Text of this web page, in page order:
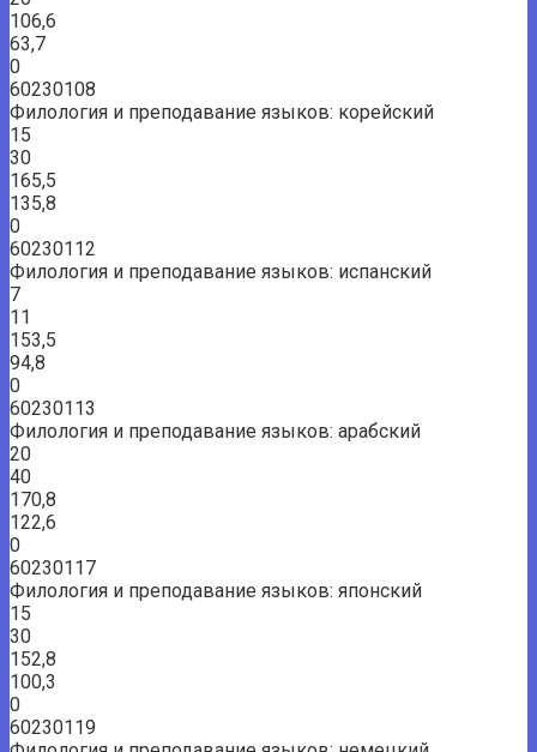
106,6
63,7
0
60230108
Филология и преподавание языков: корейский
15
30
165,5
135,8
0
60230112
Филология и преподавание языков: испанский
7
11
153,5
94,8
0
60230113
Филология и преподавание языков: арабский
20
40
170,8
122,6
0
60230117
Филология и преподавание языков: японский
15
30
152,8
100,3
0
60230119